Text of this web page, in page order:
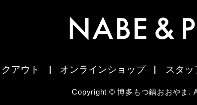
アウト オンラインショップ スタッ
Copyright © 博多もつ鍋おおやま.